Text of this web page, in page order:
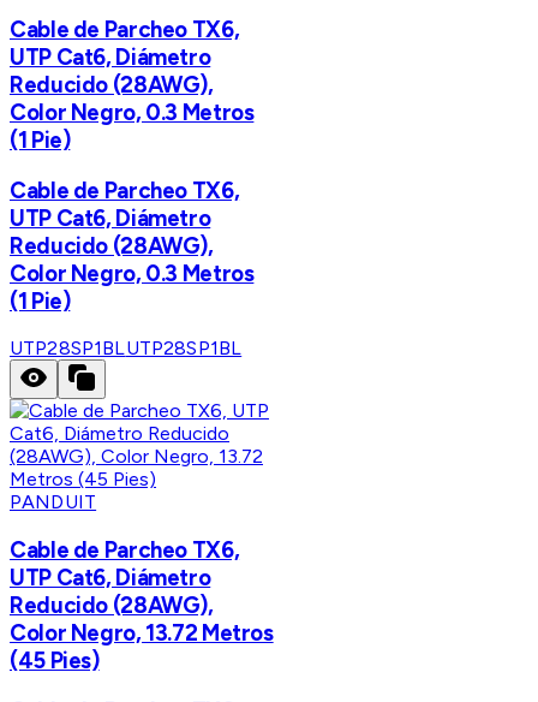
Cable de Parcheo TX6,
UTP Cat6, Diámetro
Reducido (28AWG),
Color Negro, 0.3 Metros
(1 Pie)
Cable de Parcheo TX6,
UTP Cat6, Diámetro
Reducido (28AWG),
Color Negro, 0.3 Metros
(1 Pie)
UTP28SP1BLUTP28SP1BL
PANDUIT
Cable de Parcheo TX6,
UTP Cat6, Diámetro
Reducido (28AWG),
Color Negro, 13.72 Metros
(45 Pies)